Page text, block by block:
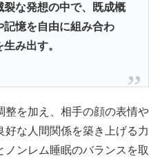
な発想の中で、既成概
憶を自由に組み合わ
み出す。
整を加え、相手の顔の表情や
な人間関係を築き上げる力
ノンレム睡眠のバランスを取